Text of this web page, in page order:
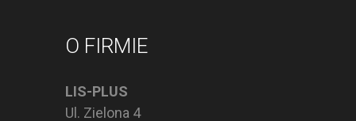
O FIRMIE
LIS-PLUS
Ul. Zielona 4